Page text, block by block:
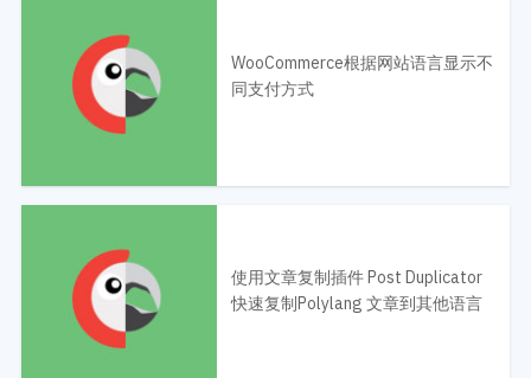
WooCommerce根据网站语言显示不
同支付方式
使用文章复制插件 Post Duplicator
快速复制Polylang 文章到其他语言